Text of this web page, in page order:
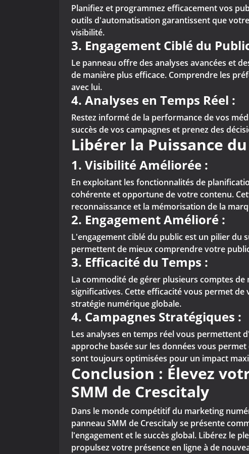
Planifiez et programmez efficacement vos
outils d'automatisation garantissent que
visibilité.
3. Engagement Ciblé du
Le panneau offre des analyses avancées et
de manière plus efficace. Comprendre les
avec lui.
4. Analyses en Temps Réel :
Restez informé de la performance de vos
succès de vos campagnes et prenez des
Libérer la Puissance
1. Visibilité Améliorée :
En exploitant les fonctionnalités de
cohérente et opportune de votre contenu.
reconnaissance et la mémorisation de la
2. Engagement Amélioré :
L'engagement ciblé du public est un pilier du
permettent de mieux comprendre votre
3. Efficacité du Temps :
La commodité de gérer plusieurs comptes
significatives. Cette efficacité vous permet
stratégie numérique globale.
4. Campagnes Stratégiques :
Les analyses en temps réel vous permettent
approche basée sur les données vous
sont toujours optimisées pour un impact
Conclusion : Élevez
SMM de Crescitaly
Dans le monde compétitif du marketing
panneau SMM de Crescitaly se présente
l'engagement et le succès global. Libérez le
propulsez votre présence en ligne à de